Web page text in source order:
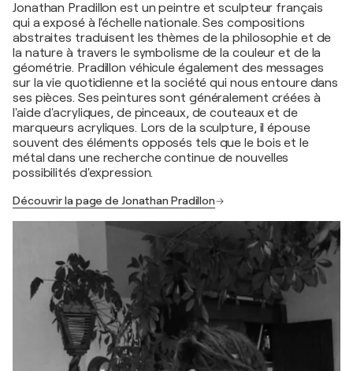
Jonathan Pradillon est un peintre et sculpteur français
qui a exposé à l'échelle nationale. Ses compositions
abstraites traduisent les thèmes de la philosophie et de
la nature à travers le symbolisme de la couleur et de la
géométrie. Pradillon véhicule également des messages
sur la vie quotidienne et la société qui nous entoure dans
ses pièces. Ses peintures sont généralement créées à
l'aide d'acryliques, de pinceaux, de couteaux et de
marqueurs acryliques. Lors de la sculpture, il épouse
souvent des éléments opposés tels que le bois et le
métal dans une recherche continue de nouvelles
possibilités d'expression.
Découvrir la page de Jonathan Pradillon